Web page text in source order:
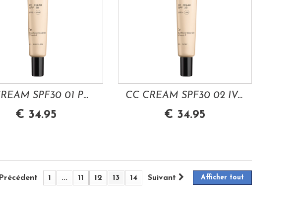
CC CREAM SPF30 01 PORCELAIN 30ML LES...
€ 34.95
CC CREAM SPF30 02 IVORY 30 ML LES COULEURS...
€ 34.95
Afficher tout
Précédent 1 ... 11 12 13 14 Suivant